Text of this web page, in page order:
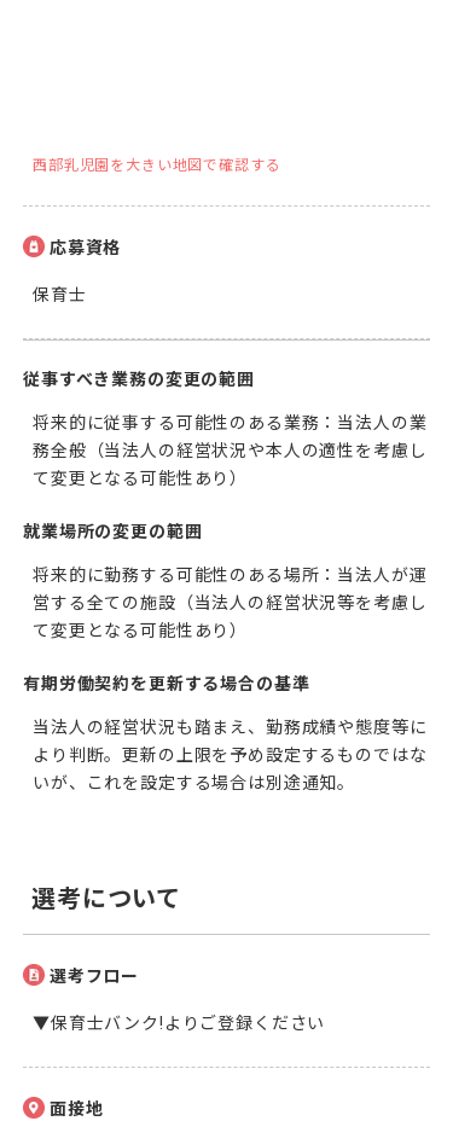
西部乳児園を大きい地図で確認する
応募資格
保育士
従事すべき業務の変更の範囲
将来的に従事する可能性のある業務：当法人の業
務全般（当法人の経営状況や本人の適性を考慮し
て変更となる可能性あり）
就業場所の変更の範囲
将来的に勤務する可能性のある場所：当法人が運
営する全ての施設（当法人の経営状況等を考慮し
て変更となる可能性あり）
有期労働契約を更新する場合の基準
当法人の経営状況も踏まえ、勤務成績や態度等に
より判断。更新の上限を予め設定するものではな
いが、これを設定する場合は別途通知。
選考について
選考フロー
▼保育士バンク!よりご登録ください
面接地